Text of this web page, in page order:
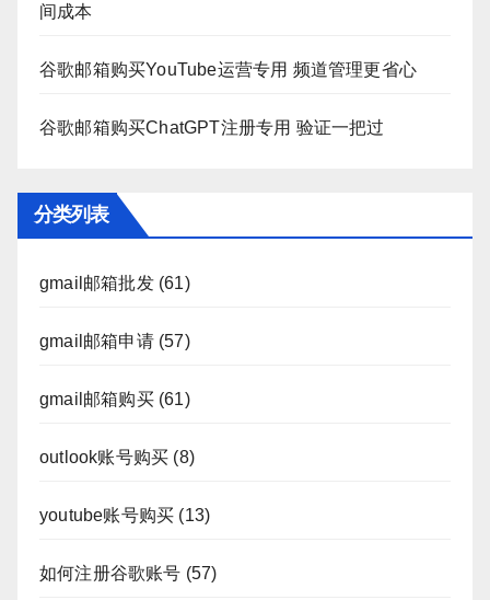
间成本
谷歌邮箱购买YouTube运营专用 频道管理更省心
谷歌邮箱购买ChatGPT注册专用 验证一把过
分类列表
gmail邮箱批发(61)
gmail邮箱申请(57)
gmail邮箱购买(61)
outlook账号购买 (8)
youtube账号购买 (13)
如何注册谷歌账号 (57)